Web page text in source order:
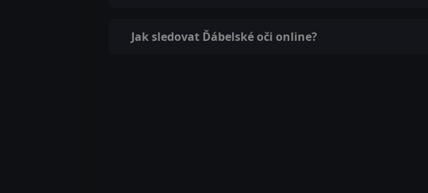
Jak sledovat Ďábelské oči online?